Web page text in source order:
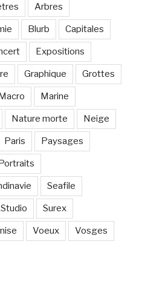
Arbres
Blurb Capitales
Expositions
Graphique Grottes
Marine
Nature morte Neige
Paris Paysages
Seafile
Studio Surex
Voeux Vosges